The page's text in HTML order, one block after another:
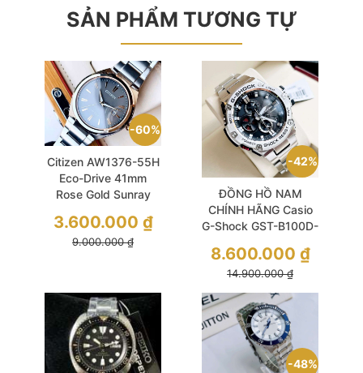
SẢN PHẨM TƯƠNG TỰ
60%
Citizen AW1376-55H
Eco-Drive 41mm
Rose Gold Sunray
Giản Mà Sang
9.000.000₫
3.600.000 ₫
42%
ĐỒNG HỒ NAM
CHÍNH HÃNG Casio
G-Shock GST-B100D-
Core Black Dial Silver
Stainless Steel
14.900.000₫
8.600.000 ₫
48%